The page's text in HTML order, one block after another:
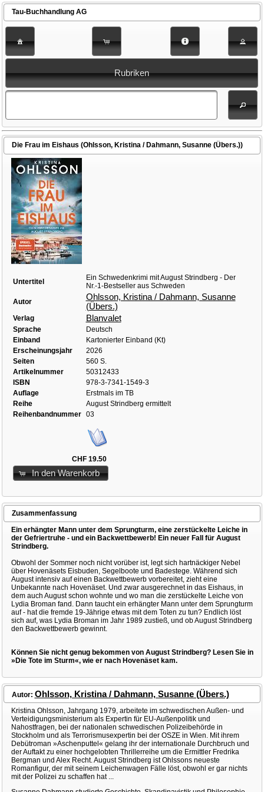
Tau-Buchhandlung AG
Rubriken
Die Frau im Eishaus (Ohlsson, Kristina / Dahmann, Susanne (Übers.))
Untertitel
Ein Schwedenkrimi mit August Strindberg - Der
Nr.-1-Bestseller aus Schweden
Autor
Ohlsson, Kristina / Dahmann, Susanne
(Übers.)
Verlag Blanvalet
Sprache
Deutsch
Einband
Kartonierter Einband (Kt)
Erscheinungsjahr
2026
Seiten
560 S.
Artikelnummer
50312433
ISBN
978-3-7341-1549-3
Auflage
Erstmals im TB
Reihe
August Strindberg ermittelt
Reihenbandnummer
03
CHF 19.50
In den Warenkorb
Zusammenfassung
Ein erhängter Mann unter dem Sprungturm, eine zerstückelte Leiche in
der Gefriertruhe - und ein Backwettbewerb! Ein neuer Fall für August
Strindberg.
Obwohl der Sommer noch nicht vorüber ist, legt sich hartnäckiger Nebel
über Hovenäsets Eisbuden, Segelboote und Badestege. Während sich
August intensiv auf einen Backwettbewerb vorbereitet, zieht eine
Unbekannte nach Hovenäset. Und zwar ausgerechnet in das Eishaus, in
dem auch August schon wohnte und wo man die zerstückelte Leiche von
Lydia Broman fand. Dann taucht ein erhängter Mann unter dem Sprungturm
auf - hat die fremde 19-Jährige etwas mit dem Toten zu tun? Endlich löst
sich auf, was Lydia Broman im Jahr 1989 zustieß, und ob August Strindberg
den Backwettbewerb gewinnt.
Können Sie nicht genug bekommen von August Strindberg? Lesen Sie in
»Die Tote im Sturm«, wie er nach Hovenäset kam.
Autor: Ohlsson, Kristina / Dahmann, Susanne (Übers.)
Kristina Ohlsson, Jahrgang 1979, arbeitete im schwedischen Außen- und
Verteidigungsministerium als Expertin für EU-Außenpolitik und
Nahostfragen, bei der nationalen schwedischen Polizeibehörde in
Stockholm und als Terrorismusexpertin bei der OSZE in Wien. Mit ihrem
Debütroman »Aschenputtel« gelang ihr der internationale Durchbruch und
der Auftakt zu einer hochgelobten Thrillerreihe um die Ermittler Fredrika
Bergman und Alex Recht. August Strindberg ist Ohlssons neueste
Romanfigur, der mit seinem Leichenwagen Fälle löst, obwohl er gar nichts
mit der Polizei zu schaffen hat ...